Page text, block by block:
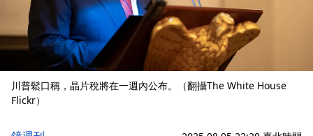
川普鬆口稱，晶片稅將在一週內公布。（翻攝The White House
Flickr）